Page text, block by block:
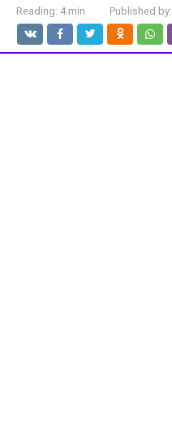
Reading: 4 min Published by: